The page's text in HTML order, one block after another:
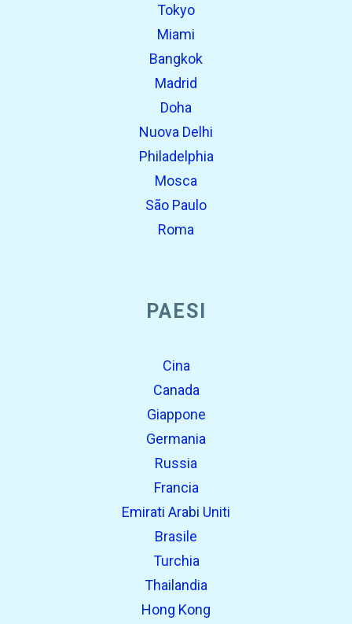
Tokyo
Miami
Bangkok
Madrid
Doha
Nuova Delhi
Philadelphia
Mosca
São Paulo
Roma
PAESI
Cina
Canada
Giappone
Germania
Russia
Francia
Emirati Arabi Uniti
Brasile
Turchia
Thailandia
Hong Kong